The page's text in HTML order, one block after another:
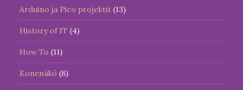
Arduino ja Pico projektit (13)
History of IT (4)
How To (11)
Konenäkö (8)